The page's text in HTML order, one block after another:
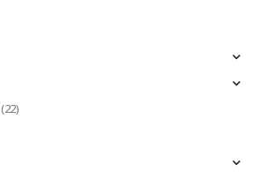
(22)